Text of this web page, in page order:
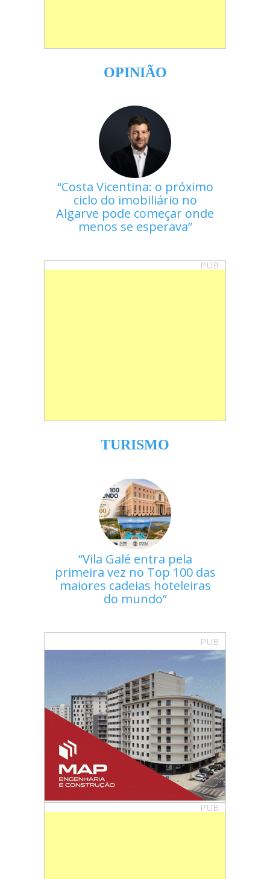
OPINIÃO
Costa Vicentina: o próximo
ciclo do imobiliário no
Algarve pode começar onde
menos se esperava
PUB
TURISMO
Vila Galé entra pela
primeira vez no Top 100 das
maiores cadeias hoteleiras
do mundo
PUB
PUB